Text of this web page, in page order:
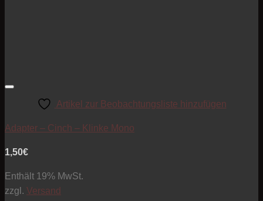
Artikel zur Beobachtungsliste hinzufügen
Adapter – Cinch – Klinke Mono
1,50€
Enthält 19% MwSt.
zzgl. Versand